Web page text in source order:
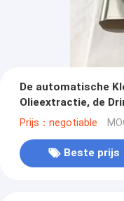
De automatische
Olieextractie, de
Verdrijverolie voor
Prijs：negotiable
Beste prijs